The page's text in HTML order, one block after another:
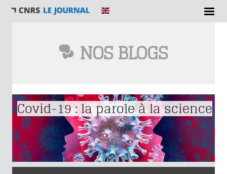
NOS BLOGS
Vous êtes ici
Covid-19 : la parole à la science